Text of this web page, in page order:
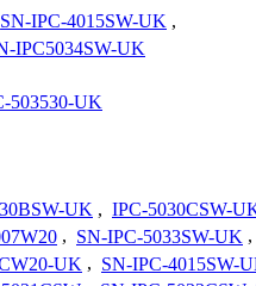
SN-IPC-4015SW-UK ,
IPC5034SW-UK
503530-UK
UK , IPC-5030CSW-
, SN-IPC-5033SW-UK ,
UK , SN-IPC-4015SW-